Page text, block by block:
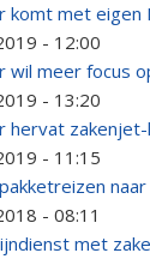
komt met eigen
- 12:00
wil meer focus
- 13:20
hervat
- 11:15
- 08:11
met